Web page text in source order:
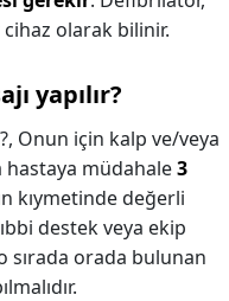
olarak bilinir.
yapılır?
Onun için kalp ve/veya
müdahale3
kıymetinde değerli
destek veya ekip
sırada orada bulunan